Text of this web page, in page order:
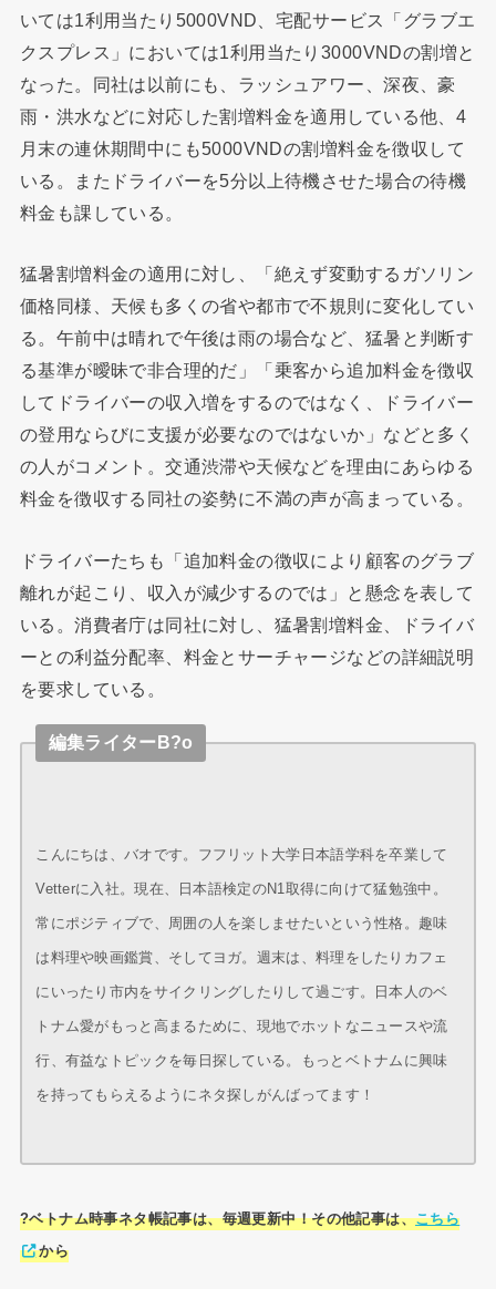
いては1利用当たり5000VND、宅配サービス「グラブエ
クスプレス」においては1利用当たり3000VNDの割増と
なった。同社は以前にも、ラッシュアワー、深夜、豪
雨・洪水などに対応した割増料金を適用している他、4
月末の連休期間中にも5000VNDの割増料金を徴収して
いる。またドライバーを5分以上待機させた場合の待機
料金も課している。
猛暑割増料金の適用に対し、「絶えず変動するガソリン
価格同様、天候も多くの省や都市で不規則に変化してい
る。午前中は晴れで午後は雨の場合など、猛暑と判断す
る基準が曖昧で非合理的だ」「乗客から追加料金を徴収
してドライバーの収入増をするのではなく、ドライバー
の登用ならびに支援が必要なのではないか」などと多く
の人がコメント。交通渋滞や天候などを理由にあらゆる
料金を徴収する同社の姿勢に不満の声が高まっている。
ドライバーたちも「追加料金の徴収により顧客のグラブ
離れが起こり、収入が減少するのでは」と懸念を表して
いる。消費者庁は同社に対し、猛暑割増料金、ドライバ
ーとの利益分配率、料金とサーチャージなどの詳細説明
を要求している。
編集ライターB?o
こんにちは、バオです。フフリット大学日本語学科を卒業して
Vetterに入社。現在、日本語検定のN1取得に向けて猛勉強中。
常にポジティブで、周囲の人を楽しませたいという性格。趣味
は料理や映画鑑賞、そしてヨガ。週末は、料理をしたりカフェ
にいったり市内をサイクリングしたりして過ごす。日本人のベ
トナム愛がもっと高まるために、現地でホットなニュースや流
行、有益なトピックを毎日探している。もっとベトナムに興味
を持ってもらえるようにネタ探しがんばってます！
?ベトナム時事ネタ帳記事は、毎週更新中！その他記事は、こちら
から